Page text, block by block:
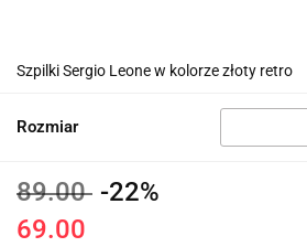
Szpilki Sergio Leone w kolorze złoty retro
Rozmiar
89.00 -22%
69.00